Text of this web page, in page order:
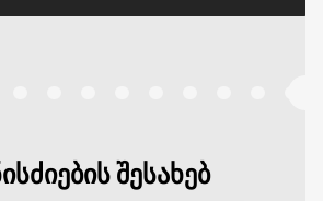
შესახებ